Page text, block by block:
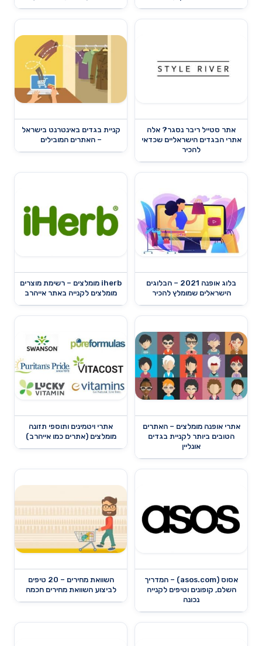
אתר סטייל ריבר נסגר? אלה
אתרי הבגדים הישראליים שכדאי
להכיר
קניית בגדים באינטרנט בישראל
– האתרים המובילים
בלוג אופנה 2021 – הבלוגים
הישראלים שמומלץ להכיר
iherb מומלצים – רשימת מוצרים
מומלצים לקנייה באתר אייהרב
אתרי אופנה מומלצים – האתרים
הטובים ביותר לקניית בגדים
אונליין
אתרי ויטמינים ותוספי תזונה
מומלצים (אתרים כמו אייהרב)
אסוס (asos.com) – המדריך
השלם, קופונים וטיפים לקנייה
נכונה
השוואת מחירים – 20 טיפים
לביצוע השוואת מחירים חכמה